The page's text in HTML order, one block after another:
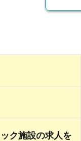
ク施設の求人を